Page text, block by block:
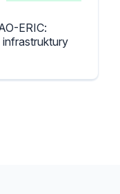
ERIC:
infrastruktury